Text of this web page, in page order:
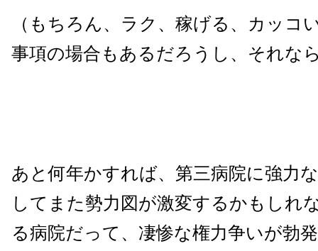
（もちろん、ラク、稼げる、カッコ
事項の場合もあるだろうし、それな
あと何年かすれば、第三病院に強力
してまた勢力図が激変するかもしれ
る病院だって、凄惨な権力争いが勃